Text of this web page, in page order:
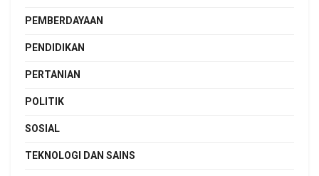
PEMBERDAYAAN
PENDIDIKAN
PERTANIAN
POLITIK
SOSIAL
TEKNOLOGI DAN SAINS